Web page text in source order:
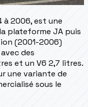
à 2006, est une
plateforme JA puis
(2001-2006)
des
et un V6 2,7 litres.
une variante de
sous le